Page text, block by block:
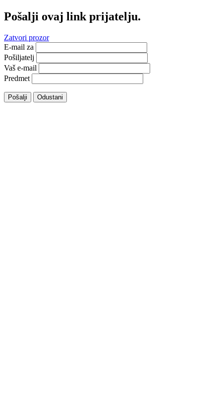
Pošalji ovaj link prijatelju.
Zatvori prozor
E-mail za
Pošiljatelj
Vaš e-mail
Predmet
Pošalji Odustani